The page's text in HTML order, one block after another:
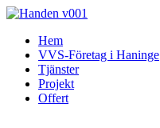
Skip
contentHem
VVS-Företag i Haninge
Tjänster
Projekt
Offert